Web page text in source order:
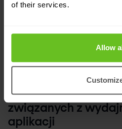
of their services.
Allow
Rozwiązywanie
związanych z
aplikacji